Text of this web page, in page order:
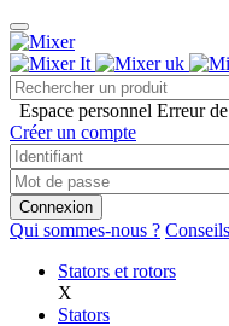
Espace personnel Erreur
Créer un compte
Connexion
Qui sommes-nous ?
Stators et rotors
X
Stators